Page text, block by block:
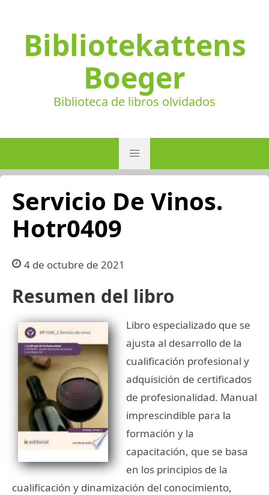
Bibliotekattens
Boeger
Biblioteca de libros olvidados
Servicio De Vinos.
Hotr0409
4 de octubre de 2021
Resumen del libro
Libro especializado que se
ajusta al desarrollo de la
cualificación profesional y
adquisición de certificados
de profesionalidad. Manual
imprescindible para la
formación y la
capacitación, que se basa
en los principios de la
cualificación y dinamización del conocimiento,